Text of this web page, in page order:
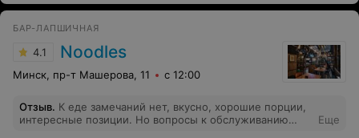
БАР-ЛАПШИЧНАЯ
4.1 Noodles
Минск, пр-т Машерова, 11 с 12:00
Отзыв. К еде замечаний нет, вкусно, хорошие порции,
интересные позиции. Но вопросы к обслуживанию
Еще